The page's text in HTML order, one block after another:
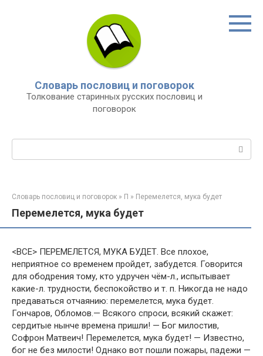
Словарь пословиц и поговорок
Толкование старинных русских пословиц и
поговорок
Словарь пословиц и поговорок » П » Перемелется, мука будет
Перемелется, мука будет
<ВСЕ> ПЕРЕМЕЛЕТСЯ, МУКА БУДЕТ. Все плохое,
неприятное со временем пройдет, забудется. Говорится
для ободрения тому, кто удручен чём-л., испытывает
какие-л. трудности, беспокойство и т. п. Никогда не надо
предаваться отчаянию: перемелется, мука будет.
Гончаров, Обломов.— Всякого спроси, всякий скажет:
сердитые нынче времена пришли! — Бог милостив,
Софрон Матвеич! Перемелется, мука будет! — Известно,
бог не без милости! Однако вот пошли пожары, падежи —